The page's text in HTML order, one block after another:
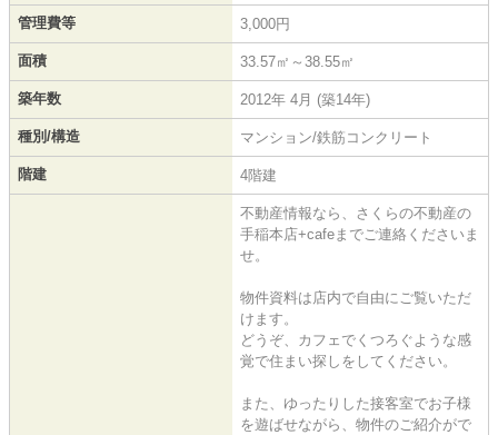
管理費等 3,000円
面積 33.57㎡～38.55㎡
築年数 2012年 4月 (築14年)
種別/構造 マンション/鉄筋コンクリート
階建 4階建
不動産情報なら、さくらの不動産の
手稲本店+cafeまでご連絡くださいま
せ。
物件資料は店内で自由にご覧いただ
けます。
どうぞ、カフェでくつろぐような感
覚で住まい探しをしてください。
また、ゆったりした接客室でお子様
を遊ばせながら、物件のご紹介がで